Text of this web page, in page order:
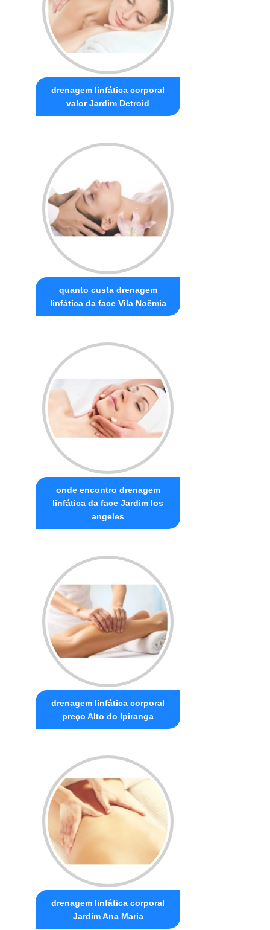
drenagem linfática corporal
valor Jardim Detroid
quanto custa drenagem
linfática da face Vila Noêmia
onde encontro drenagem
linfática da face Jardim los
angeles
drenagem linfática corporal
preço Alto do Ipiranga
drenagem linfática corporal
Jardim Ana Maria